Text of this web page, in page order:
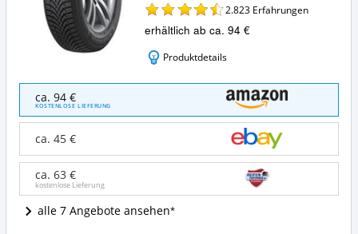
2.823 Erfahrungen
erhältlich ab ca. 94 €
Produktdetails
Hankook
Cept
Rs2
(W452)
195/65/R15
91T
E/C/72
ca. 94 €
KOSTENLOSE LIEFERUNG
ca. 45 €
ca. 63 €
kostenlose Lieferung
alle 7 Angebote ansehen